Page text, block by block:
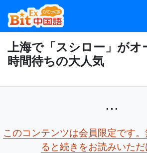
上海で「スシロー」がオ
時間待ちの大人気
...
このコンテンツは会員限定です
ると続きをお読みいただ